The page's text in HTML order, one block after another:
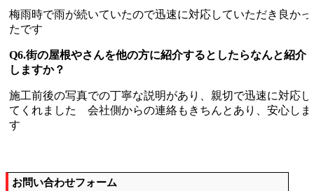
梅雨時で雨が続いていたので迅速に対応していただき良かっ
たです
Q6.街の屋根やさんを他の方に紹介するとしたらなんと紹介
しますか？
施工前後の写真での丁寧な説明があり、親切で迅速に対応し
てくれました 会社側からの連絡もきちんとあり、安心しま
す
お問い合わせフォーム